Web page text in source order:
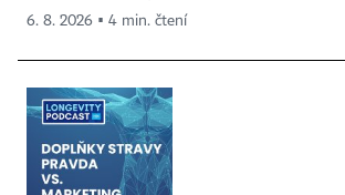
6. 8. 2026 ▪ 4 min. čtení